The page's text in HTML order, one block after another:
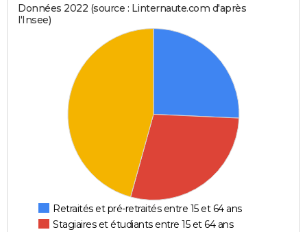
Données 2022 (source : Linternaute.com d'après
l'Insee)
Retraités et pré-retraités entre 15 et 64 ans
Stagiaires et étudiants entre 15 et 64 ans